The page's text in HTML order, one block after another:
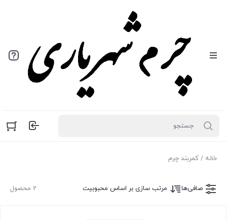
خانه / کمربند چرم
2 محصول صافی‌ها مرتب سازی بر اساس محبوبیت